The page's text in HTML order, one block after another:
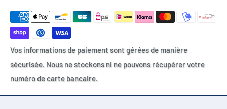
Vos informations de paiement sont gérées de manière
sécurisée. Nous ne stockons ni ne pouvons récupérer votre
numéro de carte bancaire.